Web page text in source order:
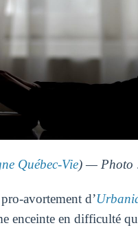
Québec-Vie) — Photo
avortement d’
enceinte en difficulté